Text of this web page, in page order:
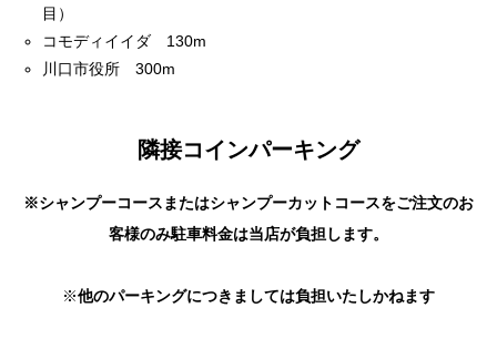
目）
コモディイイダ 130m
川口市役所 300m
隣接コインパーキング
※シャンプーコースまたはシャンプーカットコースをご注文のお
客様のみ駐車料金は当店が負担します。
※他のパーキングにつきましては負担いたしかねます